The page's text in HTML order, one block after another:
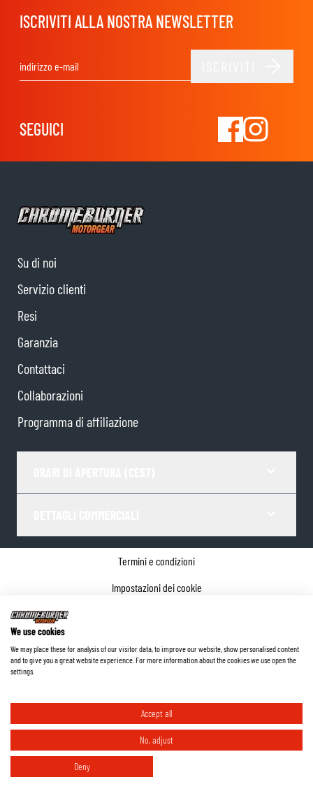
ISCRIVITI ALLA NOSTRA NEWSLETTER
SEGUICI
Su di noi
Servizio clienti
Resi
Garanzia
Contattaci
Collaborazioni
Programma di affiliazione
Termini e condizioni
Impostazioni dei cookie
©2026ChromeBurner - Tutti i diritti riservati.
We use cookies
We may place these for analysis of our visitor data, to improve our website, show personalised content
and to give you a great website experience. For more information about the cookies we use open the
settings.
Accept all
No, adjust
Deny